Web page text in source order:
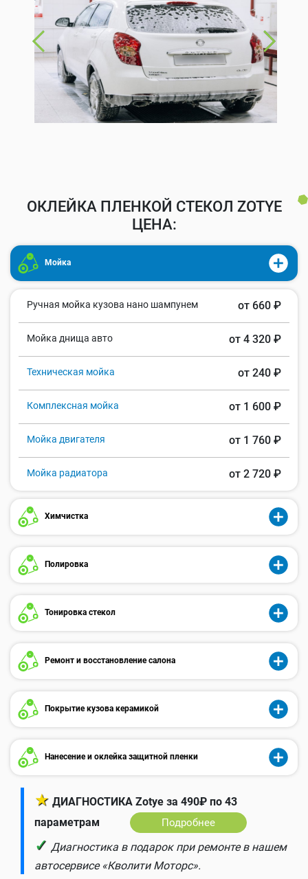
ОКЛЕЙКА ПЛЕНКОЙ СТЕКОЛ ZOTYE
ЦЕНА:
Мойка
Ручная мойка кузова нано шампунем от 660 ₽
Мойка днища авто от 4 320 ₽
Техническая мойка от 240 ₽
Комплексная мойка от 1 600 ₽
Мойка двигателя от 1 760 ₽
Мойка радиатора от 2 720 ₽
Химчистка
Полировка
Тонировка стекол
Ремонт и восстановление салона
Покрытие кузова керамикой
Нанесение и оклейка защитной пленки
★ ДИАГНОСТИКА Zotye за 490₽ по 43
параметрам
Подробнее
✓ Диагностика в подарок при ремонте в нашем
автосервисе «Кволити Моторс».